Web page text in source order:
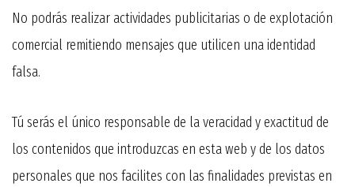
No podrás realizar actividades publicitarias o de explotación
comercial remitiendo mensajes que utilicen una identidad
falsa.
Tú serás el único responsable de la veracidad y exactitud de
los contenidos que introduzcas en esta web y de los datos
personales que nos facilites con las finalidades previstas en